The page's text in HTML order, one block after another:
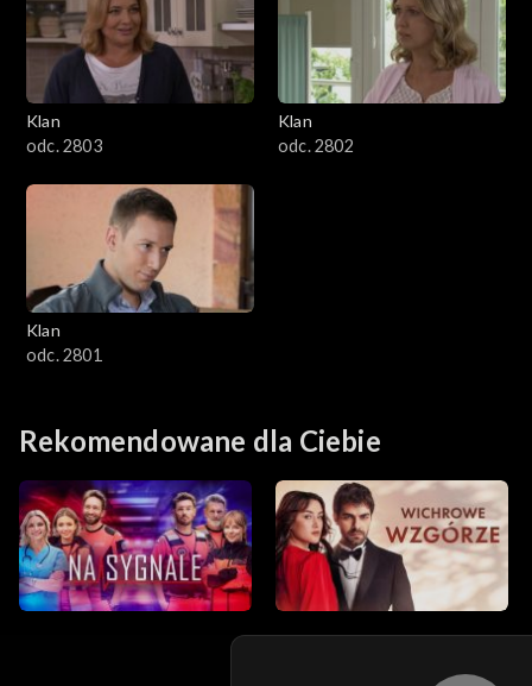
Klan
odc. 2803
Klan
odc. 2802
Klan
odc. 2801
Rekomendowane dla Ciebie